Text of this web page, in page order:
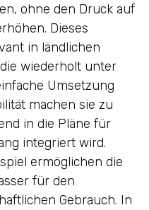
ohne den Druck auf
Dieses
in ländlichen
wiederholt unter
Umsetzung
machen sie zu
in die Pläne für
integriert wird.
ermöglichen die
für den
Gebrauch. In